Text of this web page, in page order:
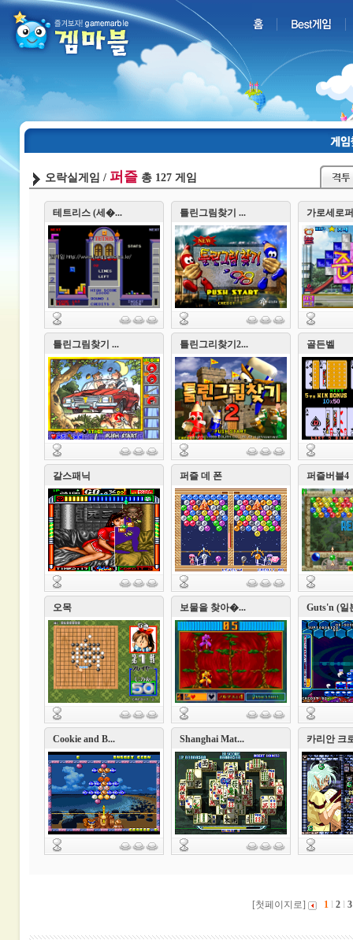
오락실게임 / 퍼즐 총 127 게임
테트리스 (세�... 틀린그림찾기 ... 가로세로
틀린그림찾기 ... 틀린그리찾기2... 골든벨
갈스패닉 퍼즐 데 폰 퍼즐버블4
오목 보물을 찾아�... Guts'n (일
Cookie and B... Shanghai Mat... 카리안 크
[첫페이지로] 1 2 3